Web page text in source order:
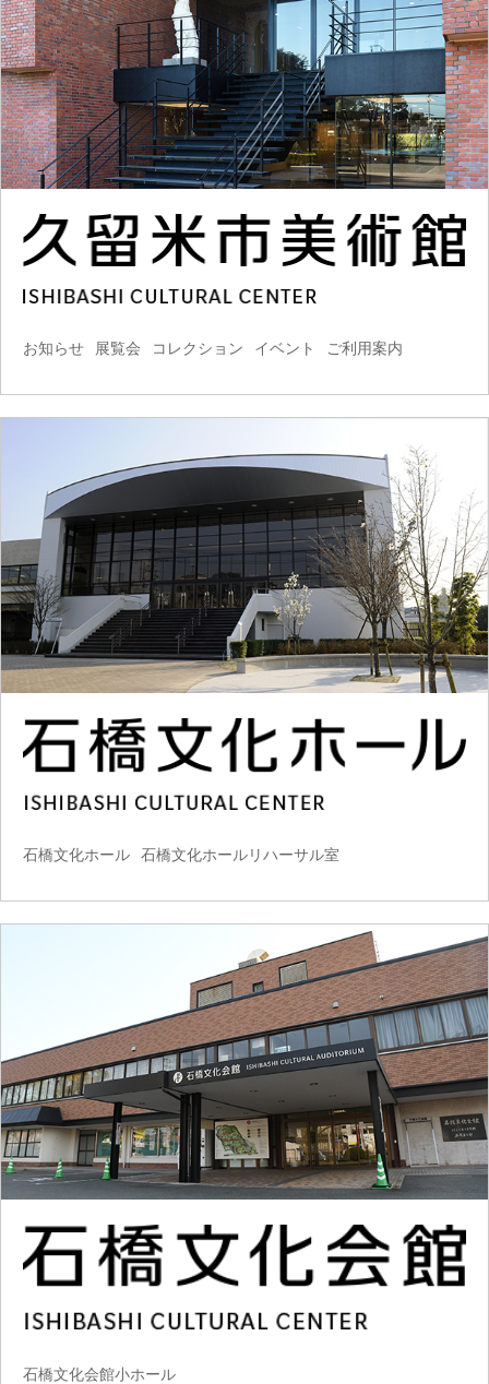
お知らせ 展覧会 コレクション イベント ご利用案内
石橋文化ホール 石橋文化ホールリハーサル室
石橋文化会館小ホール